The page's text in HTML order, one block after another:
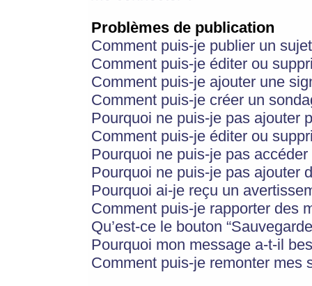
Problèmes de publication
Comment puis-je publier un
Comment puis-je éditer ou
Comment puis-je ajouter une
Comment puis-je créer un
Pourquoi ne puis-je pas ajouter
Comment puis-je éditer ou
Pourquoi ne puis-je pas
Pourquoi ne puis-je pas ajouter
Pourquoi ai-je reçu un
Comment puis-je rapporter des
Qu’est-ce le bouton
Pourquoi mon message a-t-il
Comment puis-je remonter mes